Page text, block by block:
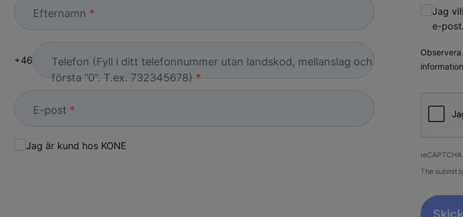
Efternamn
Telefon (Fyll i ditt telefonnummer utan landskod, mellanslag och
första ”0”. T.ex. 732345678)
+46
E-post
Jag är kund hos KONE
Jag
e-post.
The submit